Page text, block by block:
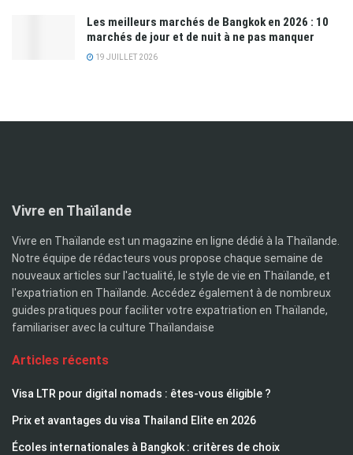
Les meilleurs marchés de Bangkok en 2026 : 10
marchés de jour et de nuit à ne pas manquer
19 JUILLET 2026
Vivre en Thaïlande
Vivre en Thaïlande est un magazine en ligne dédié à la Thaïlande.
Notre équipe de rédacteurs vous propose chaque semaine de
nouveaux articles sur l'actualité, le style de vie en Thaïlande, et
l'expatriation en Thaïlande. Accédez également à de nombreux
guides pratiques pour faciliter votre expatriation en Thaïlande,
familiariser avec la culture Thaïlandaise
Articles récents
Visa LTR pour digital nomads : êtes-vous éligible ?
Prix et avantages du visa Thailand Elite en 2026
Écoles internationales à Bangkok : critères de choix